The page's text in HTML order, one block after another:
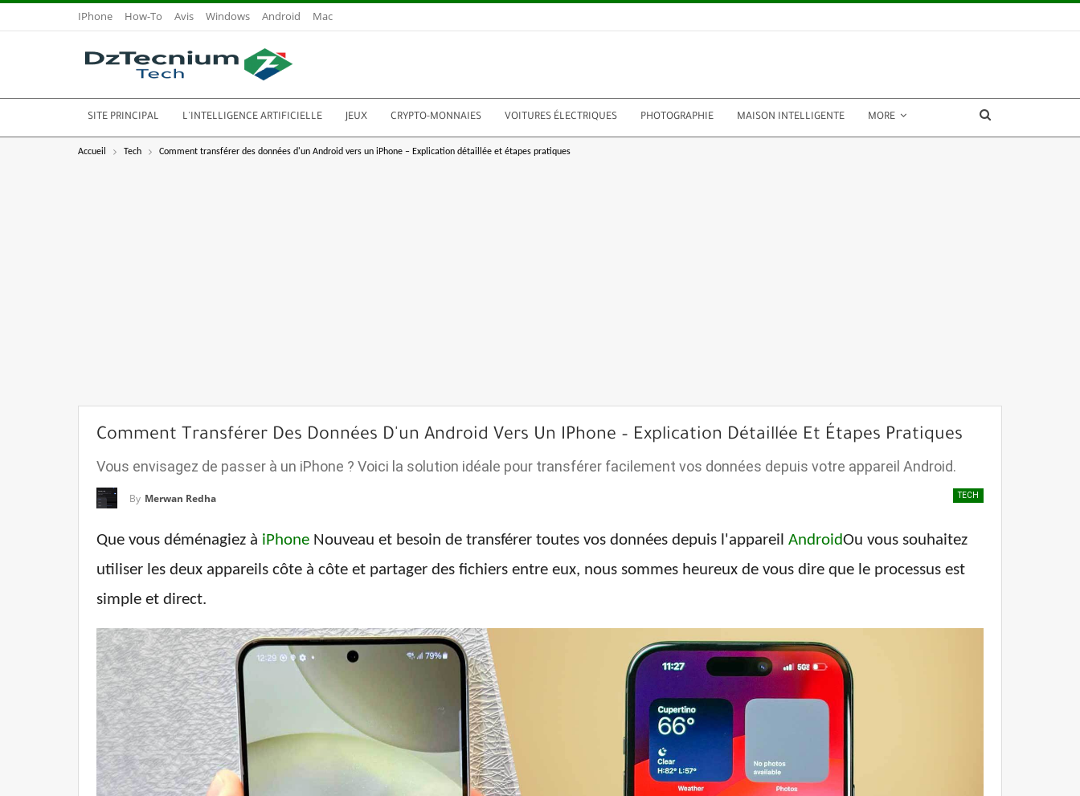
IPhone How-To Avis Windows Android Mac
SITE PRINCIPAL L'INTELLIGENCE ARTIFICIELLE JEUX CRYPTO-MONNAIES VOITURES ÉLECTRIQUES PHOTOGRAPHIE MAISON INTELLIGENTE MORE
Accueil Tech Comment transférer des données d'un Android vers un iPhone – Explication détaillée et étapes pratiques
Comment Transférer Des Données D'un Android Vers Un IPhone – Explication Détaillée Et Étapes Pratiques
Vous envisagez de passer à un iPhone ? Voici la solution idéale pour transférer facilement vos données depuis votre appareil Android.
TECH
By Merwan Redha
Que vous déménagiez à iPhone Nouveau et besoin de transférer toutes vos données depuis l'appareil AndroidOu vous souhaitez
utiliser les deux appareils côte à côte et partager des fichiers entre eux, nous sommes heureux de vous dire que le processus est
simple et direct.